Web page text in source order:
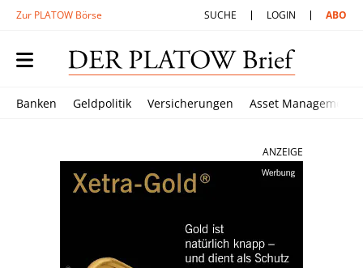
Zur PLATOW Börse SUCHE LOGIN ABO
Banken Geldpolitik Versicherungen Asset Management
ANZEIGE